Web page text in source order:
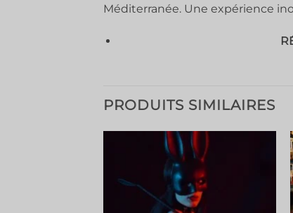
Méditerranée. Une expérience
PRODUITS SIMILAIRES